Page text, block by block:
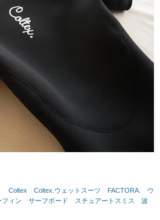
Coltex Coltex.ウェットスーツ FACTORA.
ウ
フィン サーフボード スチュアートスミス
波